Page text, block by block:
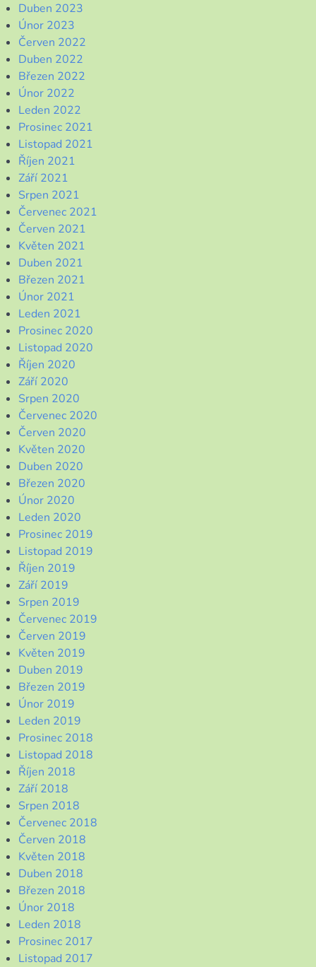
Duben 2023
Únor 2023
Červen 2022
Duben 2022
Březen 2022
Únor 2022
Leden 2022
Prosinec 2021
Listopad 2021
Říjen 2021
Září 2021
Srpen 2021
Červenec 2021
Červen 2021
Květen 2021
Duben 2021
Březen 2021
Únor 2021
Leden 2021
Prosinec 2020
Listopad 2020
Říjen 2020
Září 2020
Srpen 2020
Červenec 2020
Červen 2020
Květen 2020
Duben 2020
Březen 2020
Únor 2020
Leden 2020
Prosinec 2019
Listopad 2019
Říjen 2019
Září 2019
Srpen 2019
Červenec 2019
Červen 2019
Květen 2019
Duben 2019
Březen 2019
Únor 2019
Leden 2019
Prosinec 2018
Listopad 2018
Říjen 2018
Září 2018
Srpen 2018
Červenec 2018
Červen 2018
Květen 2018
Duben 2018
Březen 2018
Únor 2018
Leden 2018
Prosinec 2017
Listopad 2017